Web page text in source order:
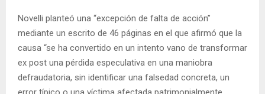
Novelli planteó una “excepción de falta de acción”
mediante un escrito de 46 páginas en el que afirmó que la
causa “se ha convertido en un intento vano de transformar
ex post una pérdida especulativa en una maniobra
defraudatoria, sin identificar una falsedad concreta, un